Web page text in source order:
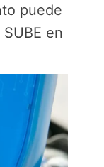
puede
en